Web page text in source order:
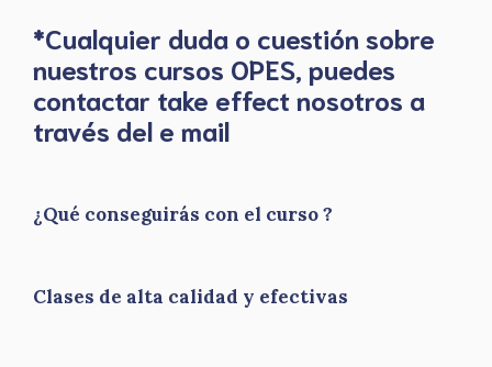
*Cualquier duda o cuestión sobre
nuestros cursos OPES, puedes
contactar take effect nosotros a
través del e mail
¿Qué conseguirás con el curso ?
Clases de alta calidad y efectivas